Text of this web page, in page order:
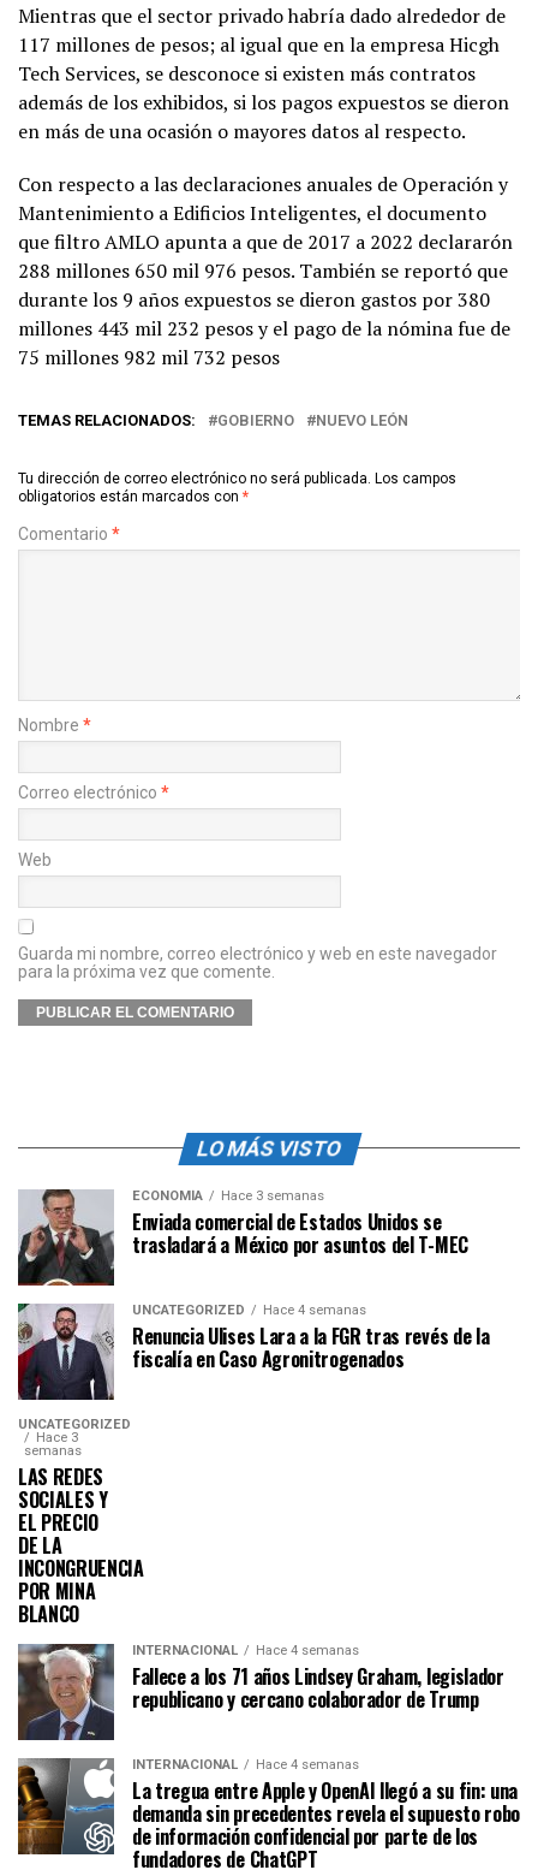
Mientras que el sector privado habría dado alrededor de
117 millones de pesos; al igual que en la empresa Hicgh
Tech Services, se desconoce si existen más contratos
además de los exhibidos, si los pagos expuestos se dieron
en más de una ocasión o mayores datos al respecto.
Con respecto a las declaraciones anuales de Operación y
Mantenimiento a Edificios Inteligentes, el documento
que filtro AMLO apunta a que de 2017 a 2022 declararón
288 millones 650 mil 976 pesos. También se reportó que
durante los 9 años expuestos se dieron gastos por 380
millones 443 mil 232 pesos y el pago de la nómina fue de
75 millones 982 mil 732 pesos
TEMAS RELACIONADOS: GOBIERNO NUEVO LEÓN
Tu dirección de correo electrónico no será publicada. Los campos
obligatorios están marcados con *
Comentario *
Nombre *
Correo electrónico *
Web
Guarda mi nombre, correo electrónico y web en este navegador
para la próxima vez que comente.
LO MÁS VISTO
ECONOMÍA Hace 3 semanas
Enviada comercial de Estados Unidos se
trasladará a México por asuntos del T-MEC
UNCATEGORIZED Hace 4 semanas
Renuncia Ulises Lara a la FGR tras revés de la
fiscalía en Caso Agronitrogenados
UNCATEGORIZED
Hace 3
semanas
LAS REDES
SOCIALES Y
EL PRECIO
DE LA
INCONGRUENCIA
POR MINA
BLANCO
INTERNACIONAL Hace 4 semanas
Fallece a los 71 años Lindsey Graham, legislador
republicano y cercano colaborador de Trump
INTERNACIONAL Hace 4 semanas
La tregua entre Apple y OpenAI llegó a su fin: una
demanda sin precedentes revela el supuesto robo
de información confidencial por parte de los
fundadores de ChatGPT